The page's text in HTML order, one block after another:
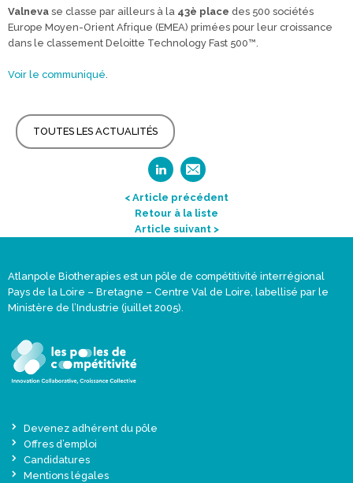
Valneva se classe par ailleurs à la 43è place des 500 sociétés
Europe Moyen-Orient Afrique (EMEA) primées pour leur croissance
dans le classement Deloitte Technology Fast 500™.
Voir le communiqué.
TOUTES LES ACTUALITÉS
< Article précédent
Retour à la liste
Article suivant >
Atlanpole Biotherapies est un pôle de compétitivité interrégional
Pays de la Loire – Bretagne – Centre Val de Loire, labellisé par le
Ministère de l’Industrie (juillet 2005).
Devenez adhérent du pôle
Offres d’emploi
Candidatures
Mentions légales